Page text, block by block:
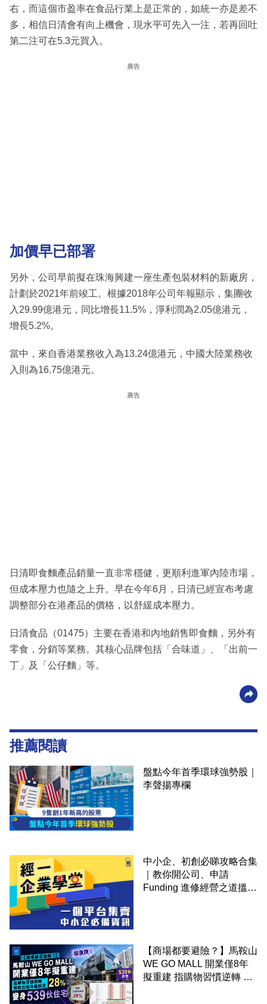
右，而這個市盈率在食品行業上是正常的，如統一亦是差不
多，相信日清會有向上機會，現水平可先入一注，若再回吐
第二注可在5.3元買入。
廣告
加價早已部署
另外，公司早前擬在珠海興建一座生產包裝材料的新廠房，
計劃於2021年前竣工。根據2018年公司年報顯示，集團收
入29.99億港元，同比增長11.5%，淨利潤為2.05億港元，
增長5.2%。
當中，來自香港業務收入為13.24億港元，中國大陸業務收
入則為16.75億港元。
廣告
日清即食麵產品銷量一直非常穩健，更順利進軍內陸市場，
但成本壓力也隨之上升。早在今年6月，日清已經宣布考慮
調整部分在港產品的價格，以舒緩成本壓力。
日清食品（01475）主要在香港和內地銷售即食麵，另外有
零食，分銷等業務。其核心品牌包括「合味道」、「出前一
丁」及「公仔麵」等。
推薦閱讀
盤點今年首季環球強勢股｜
李聲揚專欄
中小企、初創必睇攻略合集
｜教你開公司、申請
Funding 進修經營之道搵大
【商場都要避險？】馬鞍山
WE GO MALL 開業僅8年
擬重建 指購物習慣逆轉 餐